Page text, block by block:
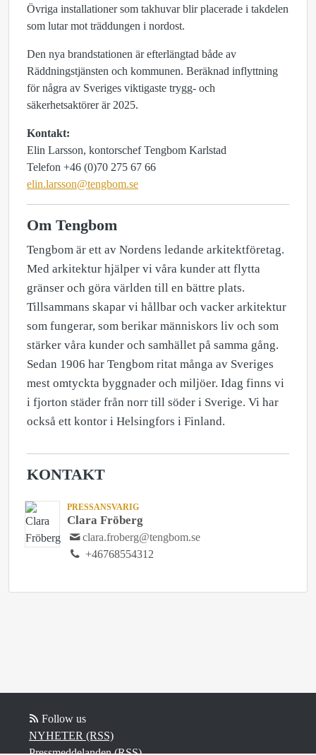
Övriga installationer som takhuvar blir placerade i takdelen
som lutar mot träddungen i nordost.
Den nya brandstationen är efterlängtad både av
Räddningstjänsten och kommunen. Beräknad inflyttning
för några av Sveriges viktigaste trygg- och
säkerhetsaktörer är 2025.
Kontakt:
Elin Larsson, kontorschef Tengbom Karlstad
Telefon +46 (0)70 275 67 66
elin.larsson@tengbom.se
Om Tengbom
Tengbom är ett av Nordens ledande arkitektföretag.
Med arkitektur hjälper vi våra kunder att flytta
gränser och göra världen till en bättre plats.
Tillsammans skapar vi hållbar och vacker arkitektur
som fungerar, som berikar människors liv och som
stärker våra kunder och samhället på samma gång.
Sedan 1906 har Tengbom ritat många av Sveriges
mest omtyckta byggnader och miljöer. Idag finns vi
i fjorton städer från norr till söder i Sverige. Vi har
också ett kontor i Helsingfors i Finland.
KONTAKT
PRESSANSVARIG
Clara Fröberg
clara.froberg@tengbom.se
+46768554312
Follow us
NYHETER (RSS)
Pressmeddelanden (RSS)